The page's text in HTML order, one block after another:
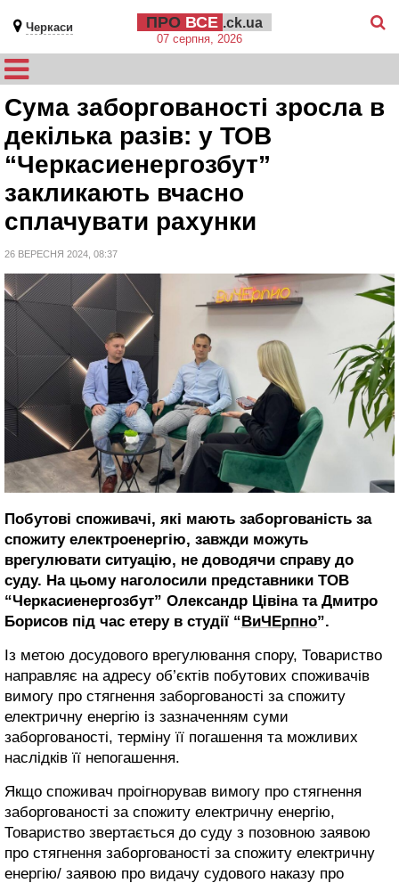
Черкаси ПРО ВСЕ .ck.ua
07 серпня, 2026
Сума заборгованості зросла в
декілька разів: у ТОВ
“Черкасиенергозбут”
закликають вчасно
сплачувати рахунки
26 ВЕРЕСНЯ 2024, 08:37
Побутові споживачі, які мають заборгованість за
спожиту електроенергію, завжди можуть
врегулювати ситуацію, не доводячи справу до
суду. На цьому наголосили представники ТОВ
“Черкасиенергозбут” Олександр Цівіна та Дмитро
Борисов під час етеру в студії “ВиЧЕрпно”.
Із метою досудового врегулювання спору, Товариство
направляє на адресу об’єктів побутових споживачів
вимогу про стягнення заборгованості за спожиту
електричну енергію із зазначенням суми
заборгованості, терміну її погашення та можливих
наслідків її непогашення.
Якщо споживач проігнорував вимогу про стягнення
заборгованості за спожиту електричну енергію,
Товариство звертається до суду з позовною заявою
про стягнення заборгованості за спожиту електричну
енергію/ заявою про видачу судового наказу про